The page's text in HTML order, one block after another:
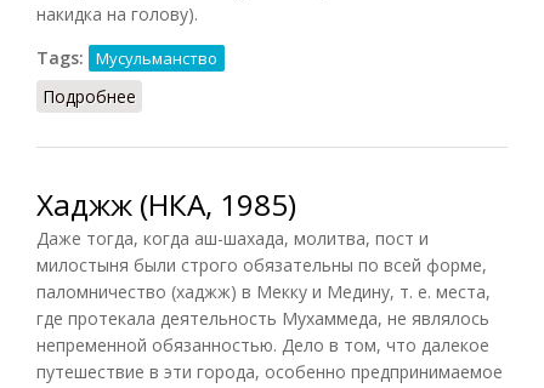
накидка на голову).
Tags:
Мусульманство
Подробнее
Хаджж (НКА, 1985)
Даже тогда, когда аш-шахада, молитва, пост и
милостыня были строго обязательны по всей форме,
паломничество (хаджж) в Мекку и Медину, т. е. места,
где протекала деятельность Мухаммеда, не являлось
непременной обязанностью. Дело в том, что далекое
путешествие в эти города, особенно предпринимаемое